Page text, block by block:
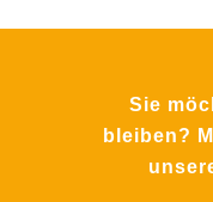
Sie
bleiben?